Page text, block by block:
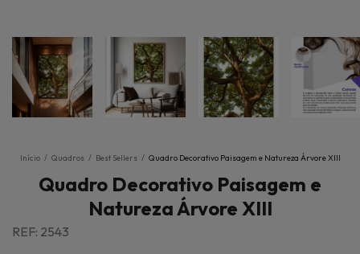
Início / Quadros / Best Sellers / Quadro Decorativo Paisagem e Natureza Árvore XIII
Quadro Decorativo Paisagem e
Natureza Árvore XIII
REF: 2543